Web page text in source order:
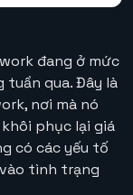
đang ở mức
tuần qua. Đây là
nơi mà nó
phục lại giá
có các yếu tố
tình trạng